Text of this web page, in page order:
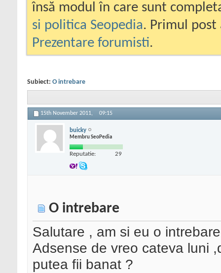
însă modul în care sunt
si politica Seopedia. Primul
Prezentare forumisti.
Subiect: O intrebare
15th November 2011, 09:15
buicky
Membru SeoPedia
Reputatie: 29
O intrebare
Salutare , am si eu o
Adsense de vreo cateva luni
putea fii banat ?